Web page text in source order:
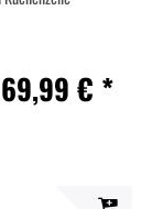
€ *